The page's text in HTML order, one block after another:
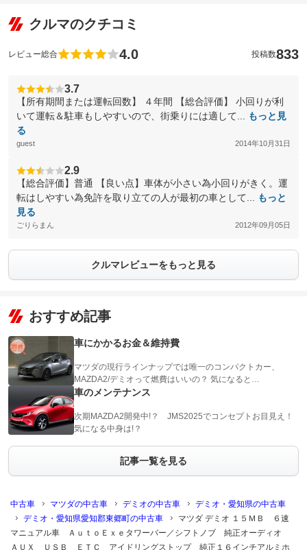
クルマのクチコミ
レビュー総合 4.0 投稿数833
3.7
【所有期間または運転回数】 ４年間 【総合評価】 小回りが利
いて運転＆駐車もしやすいので、街乗りには適して...
もっと見
る
guest 2014年10月31日
2.9
【総合評価】普通 【良い点】車体が小さい為小回りがきく。運
転はしやすい為免許を取り立ての人が最初の車として...
もっと
見る
ごりらまん 2012年09月05日
クルマレビューをもっと見る
おすすめ記事
車にかかるお金＆維持費
マツダの現行ラインナップでは唯一のコンパクトカー、
MAZDA2/デミオって燃費はいいの？ 気になると…
車のメンテナンス
次期MAZDA2開発中!？ JMS2025でコンセプトお目見え！
気になる中身は!？
記事一覧を見る
中古車 マツダの中古車 デミオの中古車
デミオ・愛知県の中古車
デミオ・愛知県愛知郡東郷町の中古車
マツダ デミオ １５ＭＢ ６速
マニュアル車 ＡｕｔｏＥｘｅタワーバー／シフトノブ 純正オーディオ
ＡＵＸ ＵＳＢ ＥＴＣ アイドリングストップ 純正１６インチアルミホ